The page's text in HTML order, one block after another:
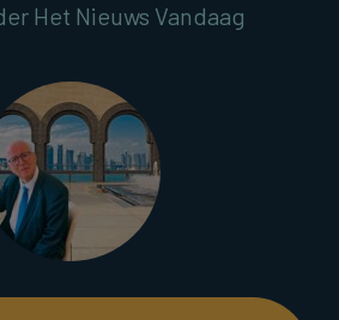
Het Nieuws Vandaag